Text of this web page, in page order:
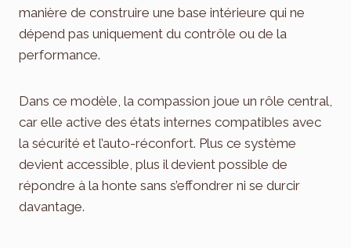
manière de construire une base intérieure qui ne
dépend pas uniquement du contrôle ou de la
performance.
Dans ce modèle, la compassion joue un rôle central,
car elle active des états internes compatibles avec
la sécurité et l’auto-réconfort. Plus ce système
devient accessible, plus il devient possible de
répondre à la honte sans s’effondrer ni se durcir
davantage.